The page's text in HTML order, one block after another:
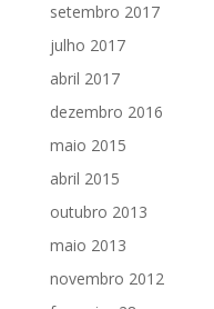
setembro 2017
julho 2017
abril 2017
dezembro 2016
maio 2015
abril 2015
outubro 2013
maio 2013
novembro 2012